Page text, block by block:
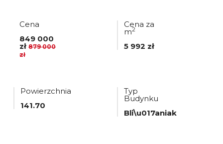
Cena
849 000
zł 879 000
zł
Cena za
m2
5 992 zł
Powierzchnia
141.70
Typ
Budynku
Bli\u017aniak